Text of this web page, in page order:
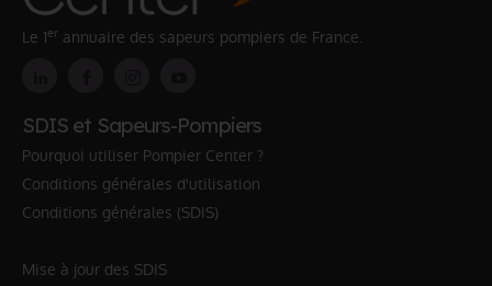
Le 1er annuaire des sapeurs pompiers de France.
SDIS et Sapeurs-Pompiers
Pourquoi utiliser Pompier Center ?
Conditions générales d'utilisation
Conditions générales (SDIS)
Mise à jour des SDIS